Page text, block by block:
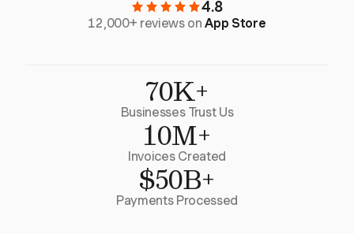
4.8
12,000+ reviews onApp Store
70K+
Businesses Trust Us
10M+
Invoices Created
$50B+
Payments Processed